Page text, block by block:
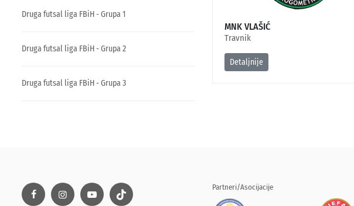
Druga futsal liga FBiH - Grupa 1
Druga futsal liga FBiH - Grupa 2
Druga futsal liga FBiH - Grupa 3
MNK VLAŠIĆ
Travnik
Detaljnije
Partneri/Asocijacije